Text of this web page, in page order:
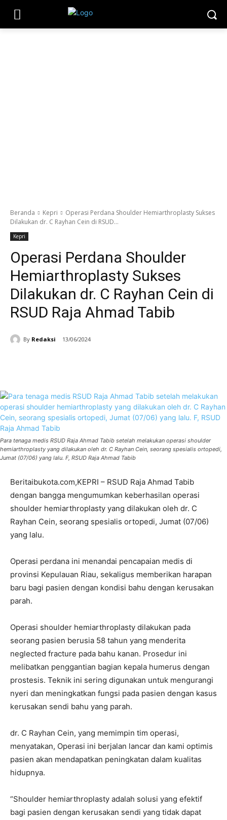
Beranda Kepri
Operasi Perdana Shoulder Hemiarthroplasty Sukses
Dilakukan dr. C Rayhan Cein di RSUD...
Kepri
Operasi Perdana Shoulder
Hemiarthroplasty Sukses
Dilakukan dr. C Rayhan Cein di
RSUD Raja Ahmad Tabib
By Redaksi 13/06/2024
Para tenaga medis RSUD Raja Ahmad Tabib setelah melakukan operasi shoulder
hemiarthroplasty yang dilakukan oleh dr. C Rayhan Cein, seorang spesialis ortopedi,
Jumat (07/06) yang lalu. F, RSUD Raja Ahmad Tabib
Beritaibukota.com,KEPRI – RSUD Raja Ahmad Tabib
dengan bangga mengumumkan keberhasilan operasi
shoulder hemiarthroplasty yang dilakukan oleh dr. C
Rayhan Cein, seorang spesialis ortopedi, Jumat (07/06)
yang lalu.
Operasi perdana ini menandai pencapaian medis di
provinsi Kepulauan Riau, sekaligus memberikan harapan
baru bagi pasien dengan kondisi bahu dengan kerusakan
parah.
Operasi shoulder hemiarthroplasty dilakukan pada
seorang pasien berusia 58 tahun yang menderita
neglected fracture pada bahu kanan. Prosedur ini
melibatkan penggantian bagian kepala humerus dengan
prostesis. Teknik ini sering digunakan untuk mengurangi
nyeri dan meningkatkan fungsi pada pasien dengan kasus
kerusakan sendi bahu yang parah.
dr. C Rayhan Cein, yang memimpin tim operasi,
menyatakan, Operasi ini berjalan lancar dan kami optimis
pasien akan mendapatkan peningkatan dalam kualitas
hidupnya.
“Shoulder hemiarthroplasty adalah solusi yang efektif
bagi pasien dengan kerusakan sendi yang tidak dapat